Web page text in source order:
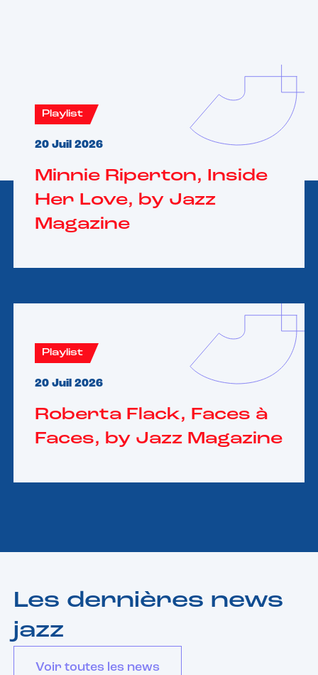
Playlist
20 Juil 2026
Minnie Riperton, Inside
Her Love, by Jazz
Magazine
Playlist
20 Juil 2026
Roberta Flack, Faces à
Faces, by Jazz Magazine
Les dernières news
jazz
Voir toutes les news